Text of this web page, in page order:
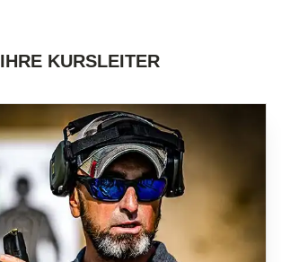
IHRE KURSLEITER